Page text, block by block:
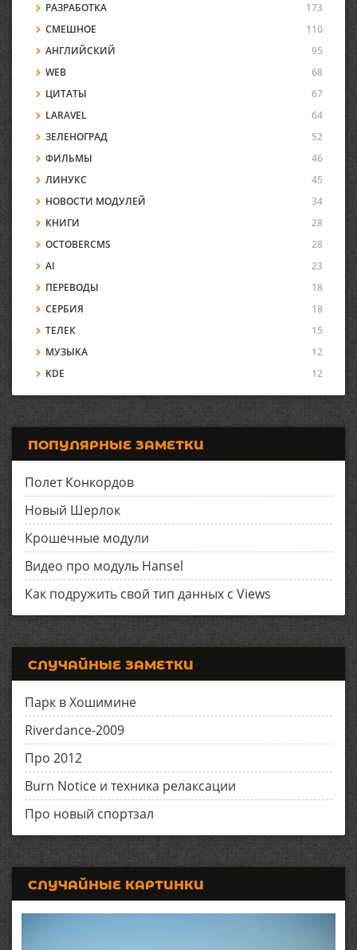
РАЗРАБОТКА
173
СМЕШНОЕ
110
АНГЛИЙСКИЙ
95
WEB
68
ЦИТАТЫ
67
LARAVEL
64
ЗЕЛЕНОГРАД
52
ФИЛЬМЫ
46
ЛИНУКС
45
НОВОСТИ МОДУЛЕЙ
34
КНИГИ
28
OCTOBERCMS
28
AI
23
ПЕРЕВОДЫ
18
СЕРБИЯ
18
ТЕЛЕК
15
МУЗЫКА
12
KDE
12
ПОПУЛЯРНЫЕ ЗАМЕТКИ
Полет Конкордов
Новый Шерлок
Крошечные модули
Видео про модуль Hansel
Как подружить свой тип данных с Views
СЛУЧАЙНЫЕ ЗАМЕТКИ
Парк в Хошимине
Riverdance-2009
Про 2012
Burn Notice и техника релаксации
Про новый спортзал
СЛУЧАЙНЫЕ КАРТИНКИ